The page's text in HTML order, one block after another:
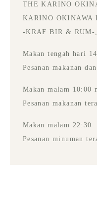
THE KARINO
KARINO OKINAWA
-KRAF BIR & RUM-
Makan tengah hari
Pesanan makanan
Makan malam 10:00
Pesanan makanan
Makan malam 22:30
Pesanan minuman